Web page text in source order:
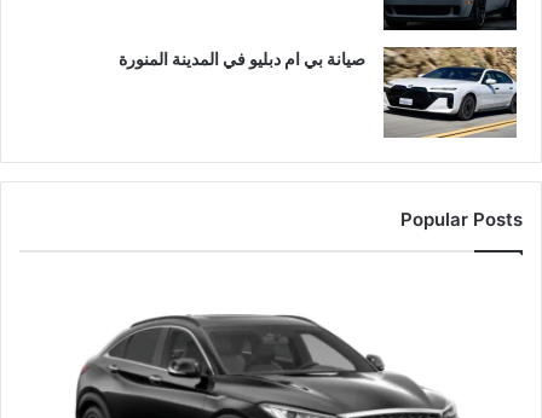
صيانة بي ام دبليو في المدينة المنورة
Popular Posts